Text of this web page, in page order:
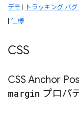
デモ | トラッキング バ
| 仕様
CSS
CSS Anchor
margin プロパ